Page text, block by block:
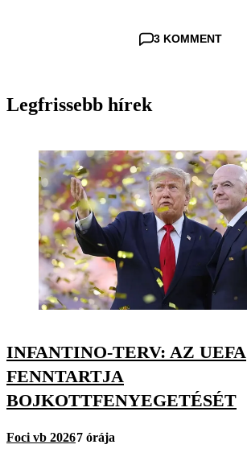
3 KOMMENT
Legfrissebb hírek
INFANTINO-TERV: AZ UEFA
FENNTARTJA
BOJKOTTFENYEGETÉSÉT
Foci vb 20267 órája